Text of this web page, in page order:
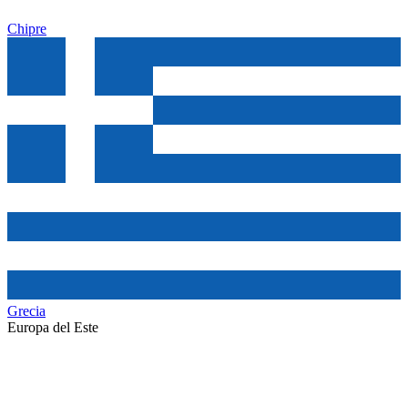
Chipre
Grecia
Europa del Este